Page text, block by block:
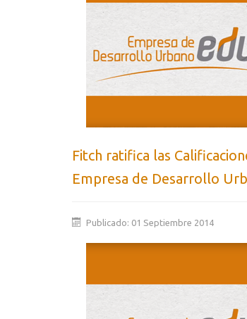
Fitch ratifica las
Empresa de Desarrollo
Publicado: 01 Septiembre 2014